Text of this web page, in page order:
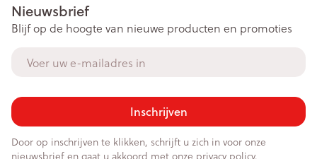
Nieuwsbrief
Blijf op de hoogte van nieuwe producten en promoties
Inschrijven
Door op inschrijven te klikken, schrijft u zich in voor onze
nieuwsbrief en gaat u akkoord met onze privacy policy.